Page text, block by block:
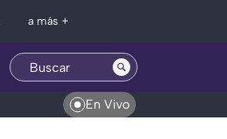
a más +
En Vivo